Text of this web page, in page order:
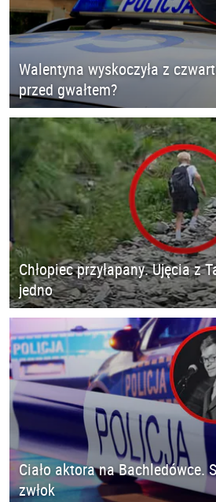
Walentyna wyskoczyła z
przed gwałtem?
Chłopiec przyłapany. Ujęcia z
jedno
Ciało aktora na Bachledówce.
zwłok